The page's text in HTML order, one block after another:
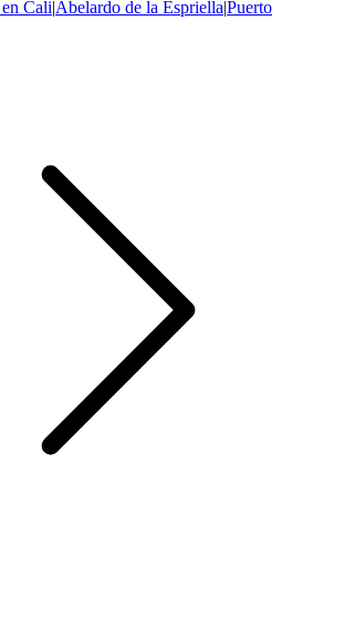
Cali|Abelardo de la Espriella|Puerto